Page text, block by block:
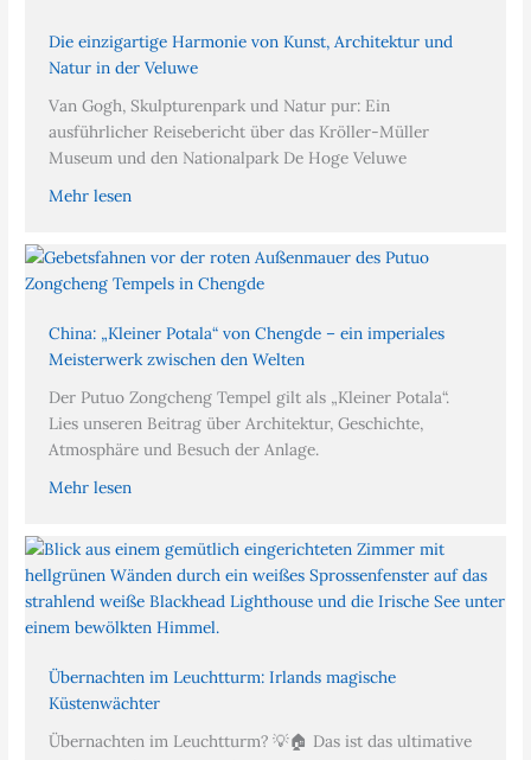
Die einzigartige Harmonie von Kunst, Architektur und
Natur in der Veluwe
Van Gogh, Skulpturenpark und Natur pur: Ein
ausführlicher Reisebericht über das Kröller-Müller
Museum und den Nationalpark De Hoge Veluwe
Mehr lesen
China: „Kleiner Potala“ von Chengde – ein imperiales
Meisterwerk zwischen den Welten
Der Putuo Zongcheng Tempel gilt als „Kleiner Potala“.
Lies unseren Beitrag über Architektur, Geschichte,
Atmosphäre und Besuch der Anlage.
Mehr lesen
Übernachten im Leuchtturm: Irlands magische
Küstenwächter
Übernachten im Leuchtturm? 💡🏠 Das ist das ultimative